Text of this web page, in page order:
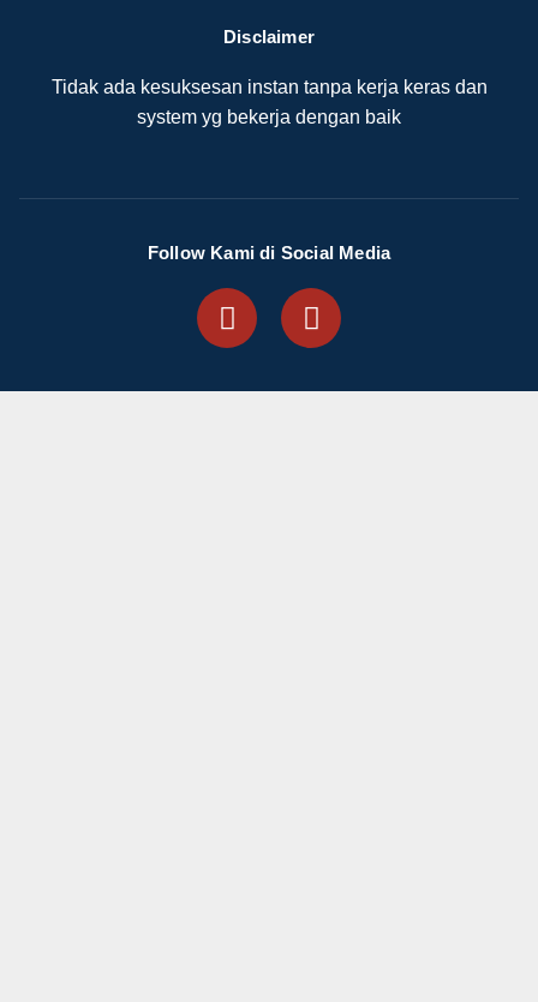
Disclaimer
Tidak ada kesuksesan instan tanpa kerja keras dan
system yg bekerja dengan baik
Follow Kami di Social Media